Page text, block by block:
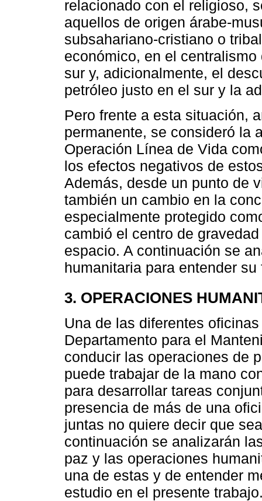
relacionado con el religioso,
aquellos de origen árabe-
subsahariano-cristiano o
económico, en el
sur y, adicionalmente, el
petróleo justo en el sur y la
Pero frente a esta situación,
permanente, se consideró la
Operación Línea de Vida
los efectos negativos de
Además, desde un punto de
también un cambio en la
especialmente protegido
cambió el centro de
espacio. A continuación se
humanitaria para entender
3. OPERACIONES
Una de las diferentes
Departamento para el
conducir las operaciones de
puede trabajar de la mano
para desarrollar tareas
presencia de más de una
juntas no quiere decir que
continuación se analizarán
paz y las operaciones
una de estas y de entender
estudio en el presente